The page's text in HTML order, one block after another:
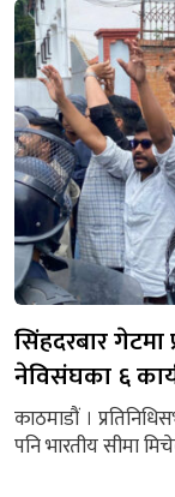
बैठकमा दिएको
दलहरूले अवरोध
सिंहदरबार गेटमा
नेविसंघका ६
काठमाडौं ।
पनि भारतीय सीमा